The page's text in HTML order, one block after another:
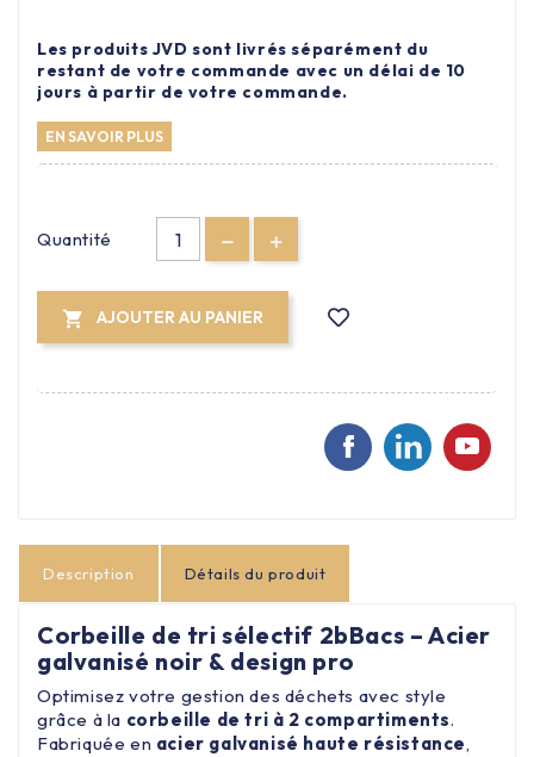
Les produits JVD sont livrés séparément du
restant de votre commande avec un délai de 10
jours à partir de votre commande.
EN SAVOIR PLUS
Quantité
 AJOUTER AU PANIER
Description Détails du produit
Corbeille de tri sélectif 2bBacs – Acier
galvanisé noir & design pro
Optimisez votre gestion des déchets avec style
grâce à la corbeille de tri à 2 compartiments.
Fabriquée en acier galvanisé haute résistance,